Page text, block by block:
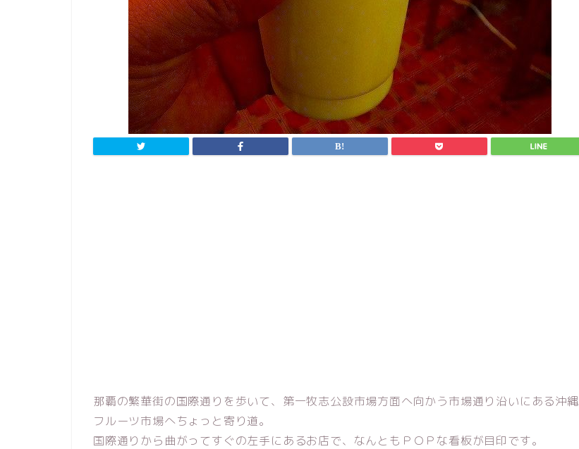
那覇の繁華街の国際通りを歩いて、第一牧志公設市場方面へ向かう市場通り沿いにある沖縄
フルーツ市場へちょっと寄り道。
国際通りから曲がってすぐの左手にあるお店で、なんともＰＯＰな看板が目印です。